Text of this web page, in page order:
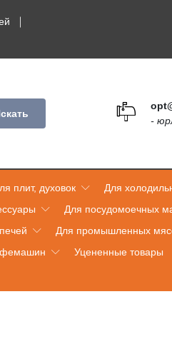
-
плит, духовок Для
Для посудомоечных
Для промышленных
Уцененные товары